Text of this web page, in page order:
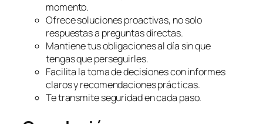
momento.
Ofrece soluciones proactivas, no solo
respuestas a preguntas directas.
Mantiene tus obligaciones al día sin que
tengas que perseguirles.
Facilita la toma de decisiones con informes
claros y recomendaciones prácticas.
Te transmite seguridad en cada paso.